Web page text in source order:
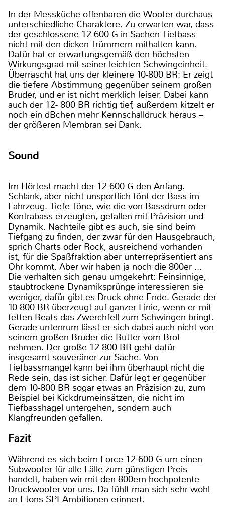
In der Messküche offenbaren die Woofer durchaus
unterschiedliche Charaktere. Zu erwarten war, dass
der geschlossene 12-600 G in Sachen Tiefbass
nicht mit den dicken Trümmern mithalten kann.
Dafür hat er erwartungsgemäß den höchsten
Wirkungsgrad mit seiner leichten Schwingeinheit.
Überrascht hat uns der kleinere 10-800 BR: Er zeigt
die tiefere Abstimmung gegenüber seinem großen
Bruder, und er ist nicht merklich leiser. Dabei kann
auch der 12- 800 BR richtig tief, außerdem kitzelt er
noch ein dBchen mehr Kennschalldruck heraus –
der größeren Membran sei Dank.
Sound
Im Hörtest macht der 12-600 G den Anfang.
Schlank, aber nicht unsportlich tönt der Bass im
Fahrzeug. Tiefe Töne, wie die von Bassdrum oder
Kontrabass erzeugten, gefallen mit Präzision und
Dynamik. Nachteile gibt es auch, sie sind beim
Tiefgang zu finden, der zwar für den Hausgebrauch,
sprich Charts oder Rock, ausreichend vorhanden
ist, für die Spaßfraktion aber unterrepräsentiert ans
Ohr kommt. Aber wir haben ja noch die 800er ...
Die verhalten sich genau umgekehrt: Feinsinnige,
staubtrockene Dynamiksprünge interessieren sie
weniger, dafür gibt es Druck ohne Ende. Gerade der
10-800 BR überzeugt auf ganzer Linie, wenn er mit
fetten Beats das Zwerchfell zum Schwingen bringt.
Gerade untenrum lässt er sich dabei auch nicht von
seinem großen Bruder die Butter vom Brot
nehmen. Der große 12-800 BR geht dafür
insgesamt souveräner zur Sache. Von
Tiefbassmangel kann bei ihm überhaupt nicht die
Rede sein, das ist sicher. Dafür legt er gegenüber
dem 10-800 BR sogar etwas an Präzision zu, zum
Beispiel bei Kickdrumeinsätzen, die nicht im
Tiefbasshagel untergehen, sondern auch
Klangfreunden gefallen.
Fazit
Während es sich beim Force 12-600 G um einen
Subwoofer für alle Fälle zum günstigen Preis
handelt, haben wir mit den 800ern hochpotente
Druckwoofer vor uns. Da fühlt man sich sehr wohl
an Etons SPL-Ambitionen erinnert.